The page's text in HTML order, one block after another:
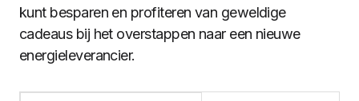
kunt besparen en profiteren van geweldige
cadeaus bij het overstappen naar een nieuwe
energieleverancier.